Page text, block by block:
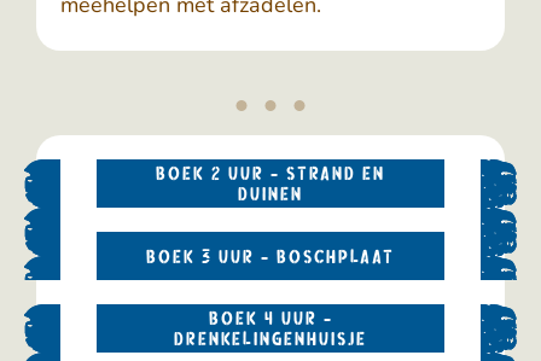
BOEK 2 UUR - STRAND EN
DUINEN
BOEK 3 UUR - BOSCHPLAAT
BOEK 4 UUR -
DRENKELINGENHUISJE